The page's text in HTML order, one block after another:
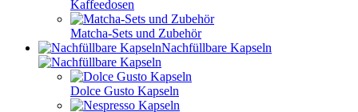
Kaffeedosen
Matcha-Sets und Zubehör
Nachfüllbare Kapseln
Dolce Gusto Kapseln